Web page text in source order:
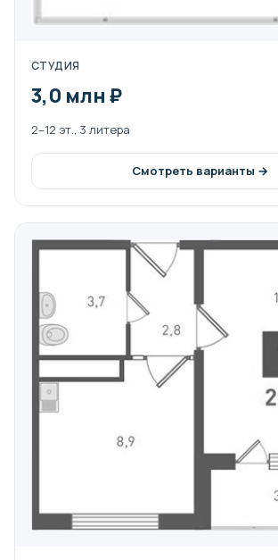
СТУДИЯ
3,0 млн ₽
2–12 эт., 3 литера
Смотреть варианты →